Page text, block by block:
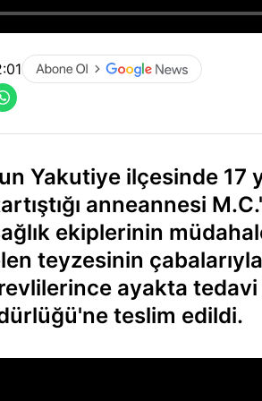
Yakutiye ilçesinde 17
anneannesi
ekiplerinin
teyzesinin
ayakta
teslim edildi.